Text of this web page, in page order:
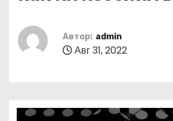
Автор: admin
Авг 31, 2022